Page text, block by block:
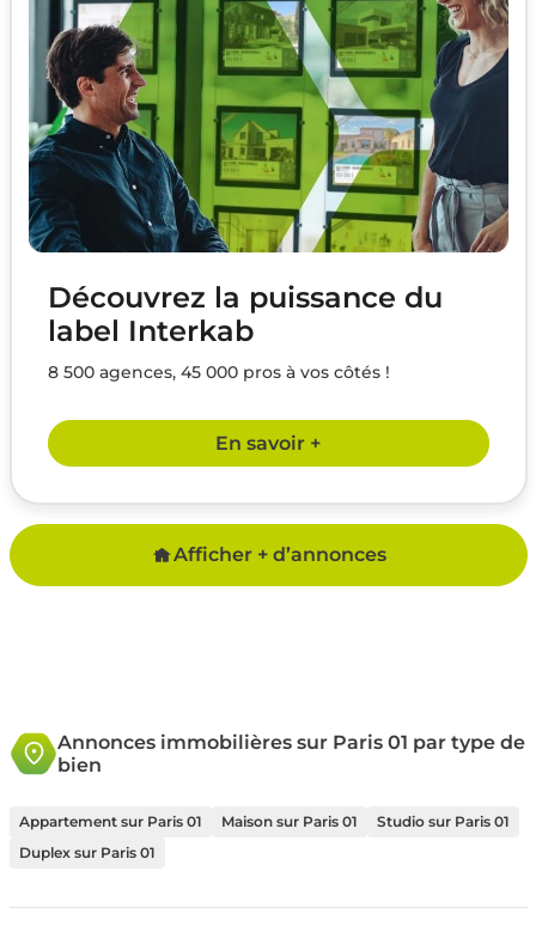
Découvrez la puissance du
label Interkab
8 500 agences, 45 000 pros à vos côtés !
En savoir +
Afficher + d’annonces
Annonces immobilières sur Paris 01 par type de
bien
Appartement sur Paris 01 Maison sur Paris 01
Studio sur Paris 01
Duplex sur Paris 01